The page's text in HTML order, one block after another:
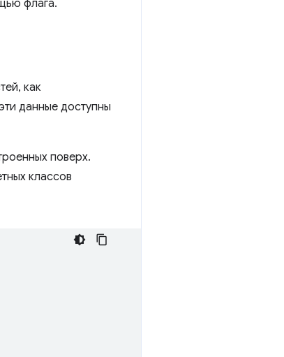
флага.
как
данные доступны
поверх.
классов